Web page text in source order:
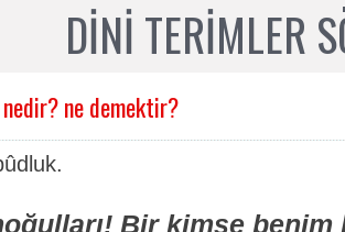
DİNİ TERİMLER
nedir? ne demektir?
Bir kimse benim